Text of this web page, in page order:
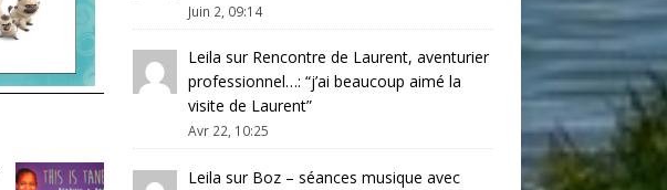
Juin 2, 09:14
Leila sur Rencontre de Laurent, aventurier
professionnel…: “j’ai beaucoup aimé la
visite de Laurent”
Avr 22, 10:25
Leila sur Boz – séances musique avec